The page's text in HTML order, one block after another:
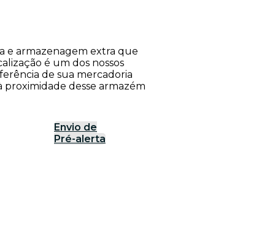
e armazenagem extra que
é um dos nossos
de sua mercadoria
proximidade desse armazém
Envio de
Pré-alerta